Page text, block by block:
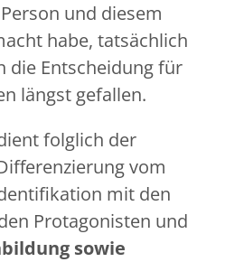
und diesem
habe, tatsächlich
die Entscheidung für
längst gefallen.
folglich der
vom
mit den
Protagonisten und
sowie